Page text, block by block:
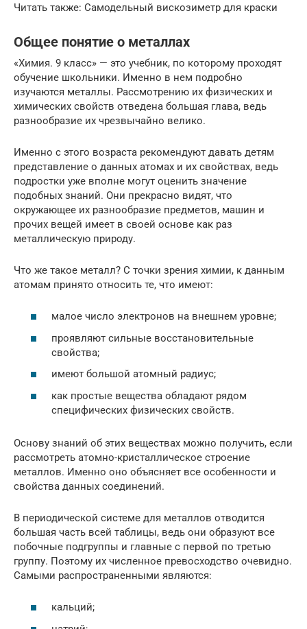
Читать также: Самодельный вискозиметр для краски
Общее понятие о металлах
«Химия. 9 класс» — это учебник, по которому проходят
обучение школьники. Именно в нем подробно
изучаются металлы. Рассмотрению их физических и
химических свойств отведена большая глава, ведь
разнообразие их чрезвычайно велико.
Именно с этого возраста рекомендуют давать детям
представление о данных атомах и их свойствах, ведь
подростки уже вполне могут оценить значение
подобных знаний. Они прекрасно видят, что
окружающее их разнообразие предметов, машин и
прочих вещей имеет в своей основе как раз
металлическую природу.
Что же такое металл? С точки зрения химии, к данным
атомам принято относить те, что имеют:
малое число электронов на внешнем уровне;
проявляют сильные восстановительные
свойства;
имеют большой атомный радиус;
как простые вещества обладают рядом
специфических физических свойств.
Основу знаний об этих веществах можно получить, если
рассмотреть атомно-кристаллическое строение
металлов. Именно оно объясняет все особенности и
свойства данных соединений.
В периодической системе для металлов отводится
большая часть всей таблицы, ведь они образуют все
побочные подгруппы и главные с первой по третью
группу. Поэтому их численное превосходство очевидно.
Самыми распространенными являются:
кальций;